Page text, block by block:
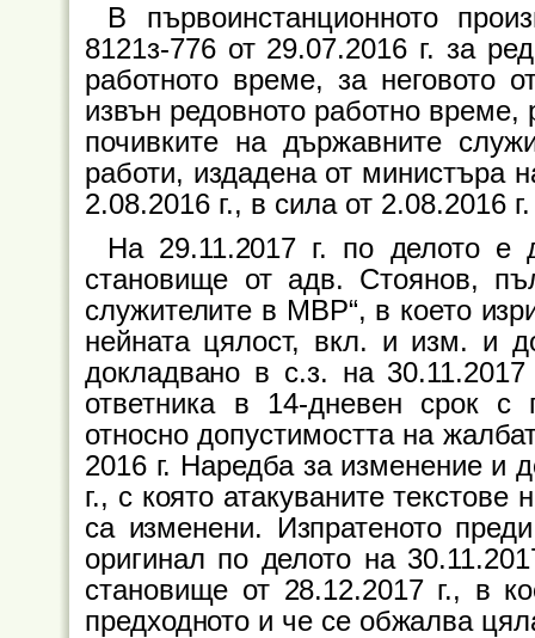
В първоинстанционното
8121з-776 от 29.07.2016 г. за
работното време, за неговото
извън редовното работно
почивките на държавните
работи, издадена от министъра
2.08.2016 г., в сила от 2.08.2016 г.
На 29.11.2017 г. по делото е
становище от адв. Стоянов,
служителите в МВР“, в което
нейната цялост, вкл. и изм. и
докладвано в с.з. на
ответника в 14-дневен срок с
относно допустимостта на
2016 г. Наредба за изменение и
г., с която атакуваните
са изменени. Изпратеното
оригинал по делото на
становище от 28.12.2017 г., в
предходното и че се обжалва